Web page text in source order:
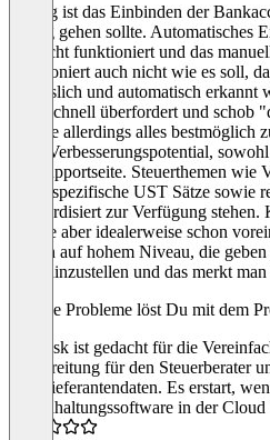
Nervig ist das Einbinden der
flüssig gehen sollte. Automatisches
hat nicht funktioniert und das
funktioniert auch nicht wie es soll,
verlässlich und automatisch
auch schnell überfordert und schob
welche allerdings alles
noch Verbesserungspotential,
der Supportseite. Steuerthemen wie
länderspezifische UST Sätze sowie
standardisiert zur Verfügung
könnte aber idealerweise schon
klagen auf hohem Niveau, die
Tool hinzustellen und das merkt
Welche Probleme löst Du mit dem
sevDesk ist gedacht für die
Vorbereitung für den Steuerberater
und Lieferantendaten. Es erstart,
“Buchhaltungssoftware in der